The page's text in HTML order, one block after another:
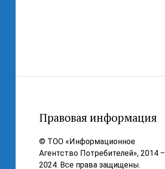
Правовая информация
© ТОО «Информационное
Агентство Потребителей», 2014 –
2024. Все права защищены.